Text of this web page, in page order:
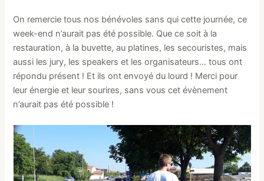
On remercie tous nos bénévoles sans qui cette journée, ce
week-end n’aurait pas été possible. Que ce soit à la
restauration, à la buvette, au platines, les secouristes, mais
aussi les jury, les speakers et les organisateurs… tous ont
répondu présent ! Et ils ont envoyé du lourd ! Merci pour
leur énergie et leur sourires, sans vous cet évènement
n’aurait pas été possible !